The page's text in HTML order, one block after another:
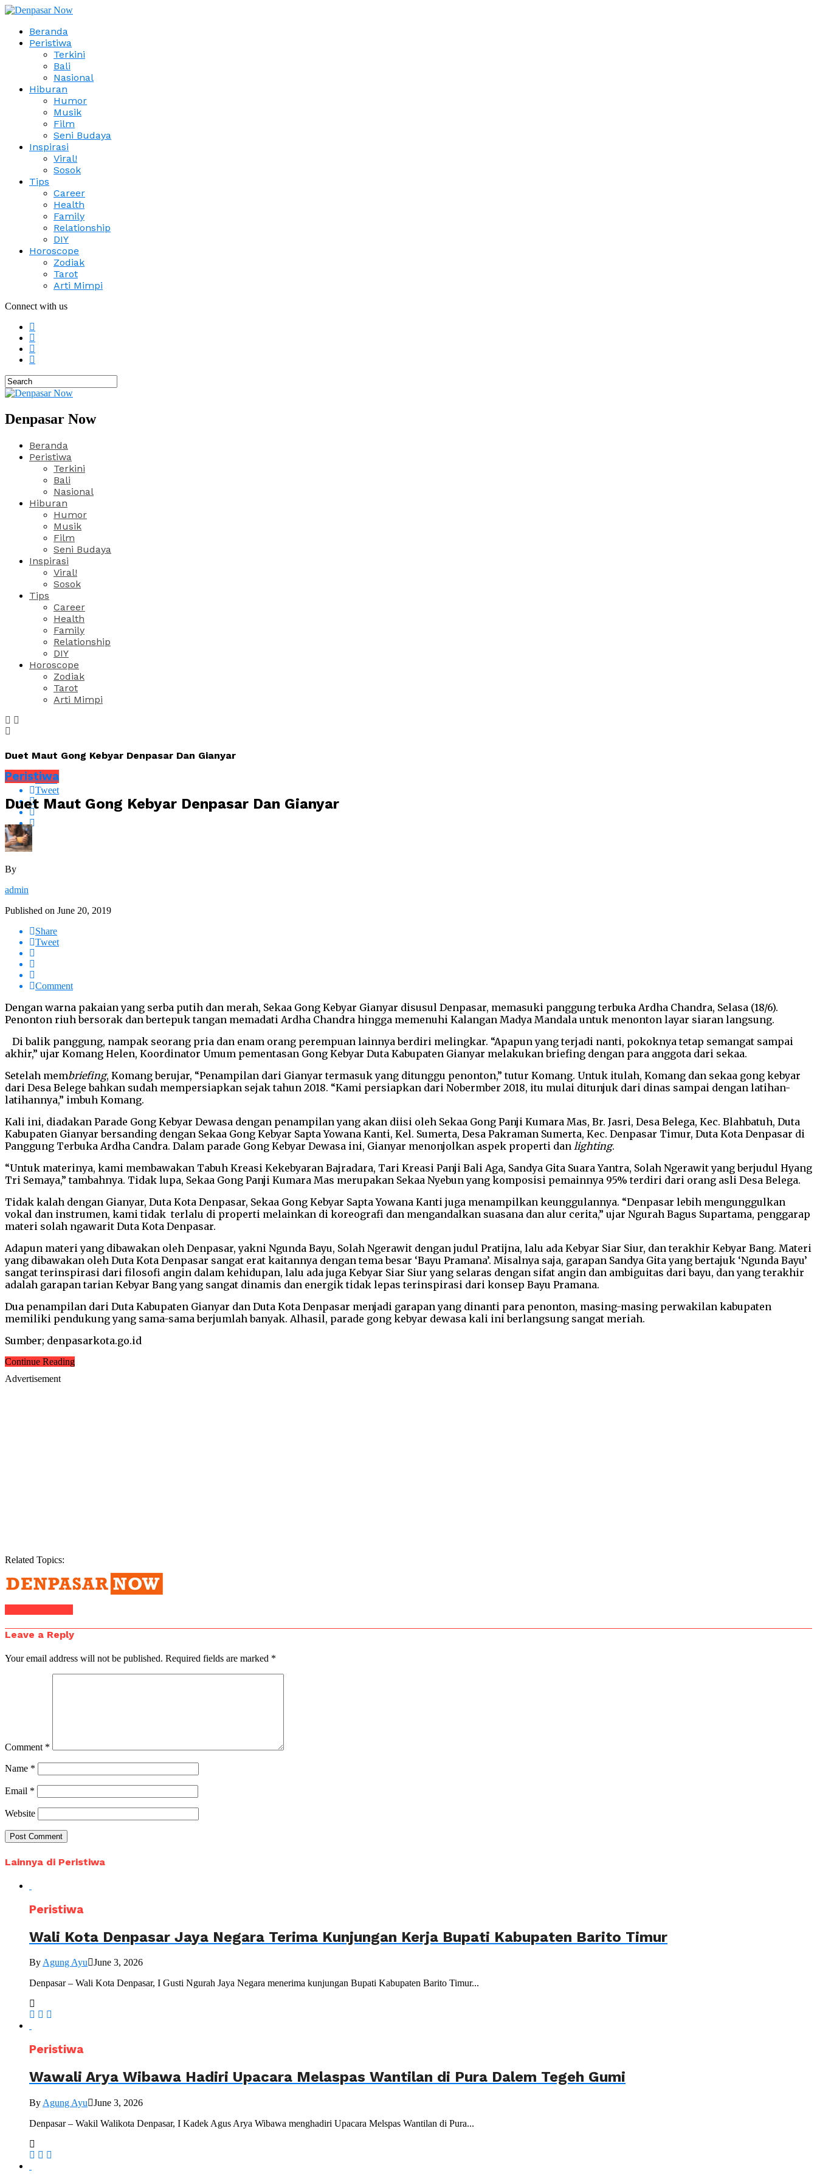
Beranda
Peristiwa
Terkini
Bali
Nasional
Hiburan
Humor
Musik
Film
Seni Budaya
Inspirasi
Viral!
Sosok
Tips
Career
Health
Family
Relationship
DIY
Horoscope
Zodiak
Tarot
Arti Mimpi
Connect with us
Denpasar Now
Beranda
Peristiwa
Terkini
Bali
Nasional
Hiburan
Humor
Musik
Film
Seni Budaya
Inspirasi
Viral!
Sosok
Tips
Career
Health
Family
Relationship
DIY
Horoscope
Zodiak
Tarot
Arti Mimpi
Duet Maut Gong Kebyar Denpasar Dan Gianyar
Share
Tweet
Peristiwa
Duet Maut Gong Kebyar Denpasar Dan Gianyar
By
admin
Published on June 20, 2019
Share
Tweet
Comment
Dengan warna pakaian yang serba putih dan merah, Sekaa Gong Kebyar Gianyar disusul Denpasar, memasuki panggung terbuka Ardha Chandra, Selasa (18/6).
Penonton riuh bersorak dan bertepuk tangan memadati Ardha Chandra hingga memenuhi Kalangan Madya Mandala untuk menonton layar siaran langsung.
Di balik panggung, nampak seorang pria dan enam orang perempuan lainnya berdiri melingkar. “Apapun yang terjadi nanti, pokoknya tetap semangat sampai
akhir,” ujar Komang Helen, Koordinator Umum pementasan Gong Kebyar Duta Kabupaten Gianyar melakukan briefing dengan para anggota dari sekaa.
Setelah membriefing, Komang berujar, “Penampilan dari Gianyar termasuk yang ditunggu penonton,” tutur Komang. Untuk itulah, Komang dan sekaa gong kebyar
dari Desa Belege bahkan sudah mempersiapkan sejak tahun 2018. “Kami persiapkan dari Nobermber 2018, itu mulai ditunjuk dari dinas sampai dengan latihan-
latihannya,” imbuh Komang.
Kali ini, diadakan Parade Gong Kebyar Dewasa dengan penampilan yang akan diisi oleh Sekaa Gong Panji Kumara Mas, Br. Jasri, Desa Belega, Kec. Blahbatuh, Duta
Kabupaten Gianyar bersanding dengan Sekaa Gong Kebyar Sapta Yowana Kanti, Kel. Sumerta, Desa Pakraman Sumerta, Kec. Denpasar Timur, Duta Kota Denpasar di
Panggung Terbuka Ardha Candra. Dalam parade Gong Kebyar Dewasa ini, Gianyar menonjolkan aspek properti dan lighting.
“Untuk materinya, kami membawakan Tabuh Kreasi Kekebyaran Bajradara, Tari Kreasi Panji Bali Aga, Sandya Gita Suara Yantra, Solah Ngerawit yang berjudul Hyang
Tri Semaya,” tambahnya. Tidak lupa, Sekaa Gong Panji Kumara Mas merupakan Sekaa Nyebun yang komposisi pemainnya 95% terdiri dari orang asli Desa Belega.
Tidak kalah dengan Gianyar, Duta Kota Denpasar, Sekaa Gong Kebyar Sapta Yowana Kanti juga menampilkan keunggulannya. “Denpasar lebih mengunggulkan
vokal dan instrumen, kami tidak terlalu di properti melainkan di koreografi dan mengandalkan suasana dan alur cerita,” ujar Ngurah Bagus Supartama, penggarap
materi solah ngawarit Duta Kota Denpasar.
Adapun materi yang dibawakan oleh Denpasar, yakni Ngunda Bayu, Solah Ngerawit dengan judul Pratijna, lalu ada Kebyar Siar Siur, dan terakhir Kebyar Bang. Materi
yang dibawakan oleh Duta Kota Denpasar sangat erat kaitannya dengan tema besar ‘Bayu Pramana’. Misalnya saja, garapan Sandya Gita yang bertajuk ‘Ngunda Bayu’
sangat terinspirasi dari filosofi angin dalam kehidupan, lalu ada juga Kebyar Siar Siur yang selaras dengan sifat angin dan ambiguitas dari bayu, dan yang terakhir
adalah garapan tarian Kebyar Bang yang sangat dinamis dan energik tidak lepas terinspirasi dari konsep Bayu Pramana.
Dua penampilan dari Duta Kabupaten Gianyar dan Duta Kota Denpasar menjadi garapan yang dinanti para penonton, masing-masing perwakilan kabupaten
memiliki pendukung yang sama-sama berjumlah banyak. Alhasil, parade gong kebyar dewasa kali ini berlangsung sangat meriah.
Sumber; denpasarkota.go.id
Continue Reading
Advertisement
Related Topics:
Leave a Reply
Your email address will not be published. Required fields are marked *
Comment *
Name *
Email *
Website
Lainnya di Peristiwa
Peristiwa
Wali Kota Denpasar Jaya Negara Terima Kunjungan Kerja Bupati Kabupaten Barito Timur
ByAgung Ayu June 3, 2026
Denpasar – Wali Kota Denpasar, I Gusti Ngurah Jaya Negara menerima kunjungan Bupati Kabupaten Barito Timur...
Peristiwa
Wawali Arya Wibawa Hadiri Upacara Melaspas Wantilan di Pura Dalem Tegeh Gumi
By Agung Ayu
June 3, 2026
Denpasar – Wakil Walikota Denpasar, I Kadek Agus Arya Wibawa menghadiri Upacara Melspas Wantilan di Pura...